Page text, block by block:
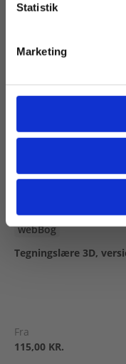
Statistik
Marketing
Andre har
webBog
Tegningslære 3D,
Fra
115,00 KR.